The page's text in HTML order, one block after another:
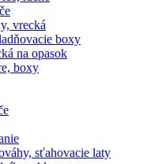
vrecká
boxy
na opasok
boxy
sťahovacie laty